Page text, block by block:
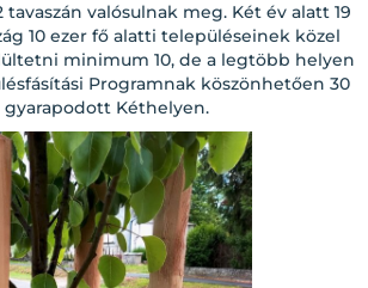
tavaszán valósulnak meg. Két év alatt 19
10 ezer fő alatti településeinek közel
minimum 10, de a legtöbb helyen
Programnak köszönhetően 30
Kéthelyen.